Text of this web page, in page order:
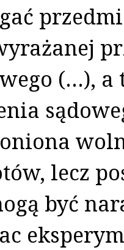
(…), a
lecz
być